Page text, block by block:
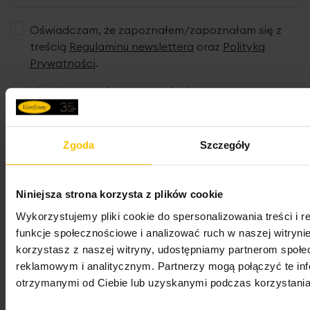
Zgoda Szczegóły
Niniejsza strona korzysta z plików cookie
Wykorzystujemy pliki cookie do spersonalizowania treści i
funkcje społecznościowe i analizować ruch w naszej
korzystasz z naszej witryny, udostępniamy partnerom
reklamowym i analitycznym. Partnerzy mogą połączyć te
otrzymanymi od Ciebie lub uzyskanymi podczas
Oświadczam, że zapoznałem/zapoznałam się z
treścią Regulaminu newslettera oraz Polityką
Prywatności.
Zapisz się
Wyrażam zgodę na przesyłanie przez
„EUROFIRANY” B.B. Choczyńscy spółka jawna z
siedzibą w Żywcu na mój adres e-mail imiennych
wiadomości zawierających w szczególności
o konkursach, najnowszych trendach i
aktualnych wydarzeniach dotyczących marki
Eurofirany (newsletter).